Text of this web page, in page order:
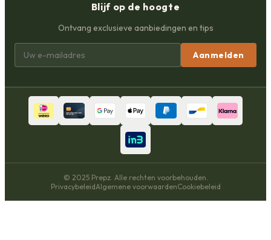
Blijf op de hoogte
Ontvang exclusieve aanbiedingen en tips
Aanmelden
© 2025 Prepz. Alle rechten voorbehouden.
PrivacybeleidAlgemene voorwaardenCookiebeleid